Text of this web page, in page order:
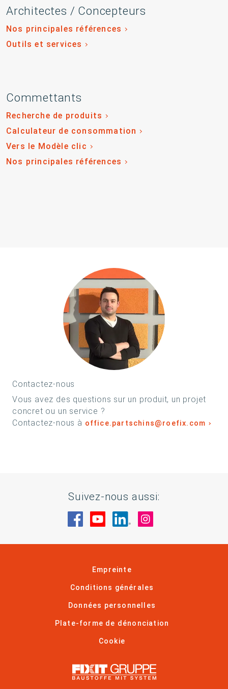
Architectes / Concepteurs
Nos principales références
Outils et services
Commettants
Recherche de produits
Calculateur de consommation
Vers le Modèle clic
Nos principales références
Contactez-nous
Vous avez des questions sur un produit, un projet
concret ou un service ?
Contactez-nous à office.partschins@roefix.com
Suivez-nous aussi:
Rendez-nous visite sur Facebook
Rendez-nous visite sur
Rendez-nous visite
Empreinte
Conditions générales
Données personnelles
Plate-forme de dénonciation
Cookie